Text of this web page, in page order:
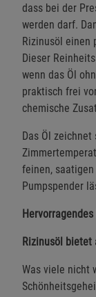
dass bei der
werden darf.
Rizinusöl einen
Dieser
wenn das Öl
praktisch frei
chemische
Das Öl
feinen,
Pumpspender
Rizinusöl bietet
Was viele nicht